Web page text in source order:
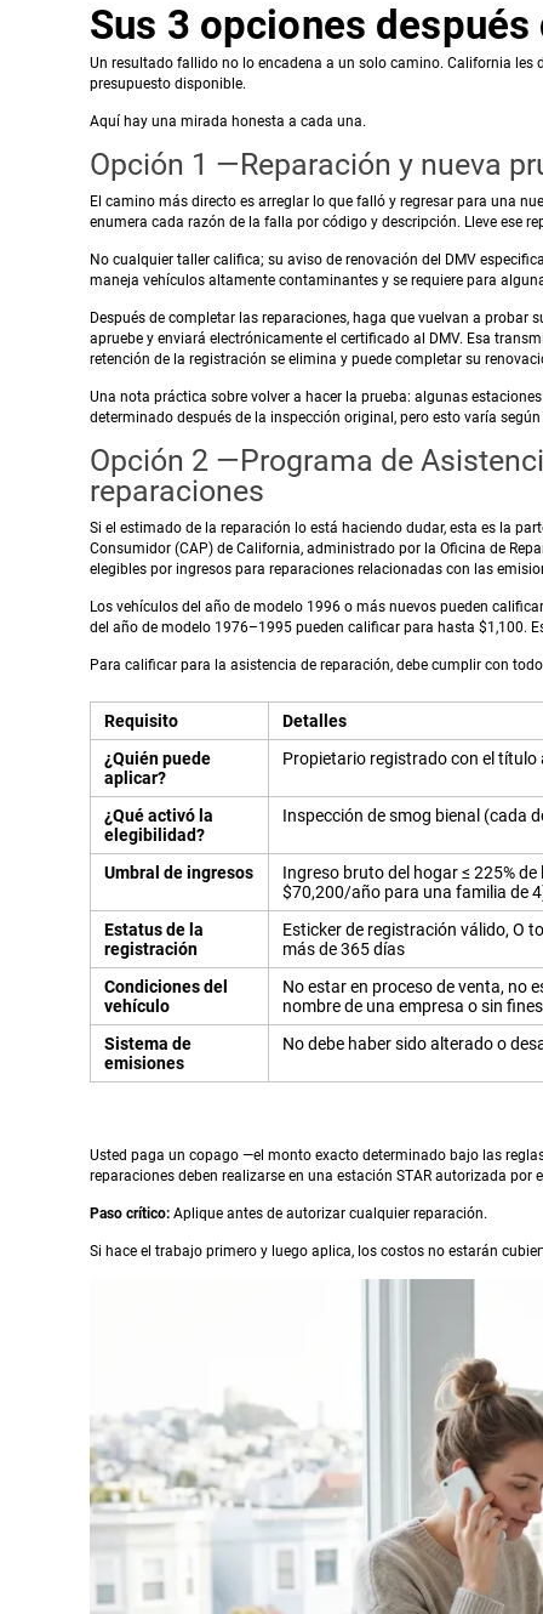
Sus 3 opciones
Un resultado fallido no lo encadena a un solo camino. California
presupuesto disponible.
Aquí hay una mirada honesta a cada una.
Opción 1 —Reparación y nueva
El camino más directo es arreglar lo que falló y regresar para una
enumera cada razón de la falla por código y descripción. Lleve ese
No cualquier taller califica; su aviso de renovación del DMV
maneja vehículos altamente contaminantes y se requiere para
Después de completar las reparaciones, haga que vuelvan a
apruebe y enviará electrónicamente el certificado al DMV. Esa
retención de la registración se elimina y puede completar su
Una nota práctica sobre volver a hacer la prueba: algunas
determinado después de la inspección original, pero esto varía
Opción 2 —Programa de
reparaciones
Si el estimado de la reparación lo está haciendo dudar, esta es la
Consumidor (CAP) de California, administrado por la Oficina de
elegibles por ingresos para reparaciones relacionadas con las
Los vehículos del año de modelo 1996 o más nuevos pueden
del año de modelo 1976–1995 pueden calificar para hasta $1,100.
Para calificar para la asistencia de reparación, debe cumplir con
Requisito
Detalles
¿Quién puede
aplicar?
Propietario registrado con el título
¿Qué activó la
elegibilidad?
Inspección de smog bienal (cada
Umbral de ingresos
Ingreso bruto del hogar ≤ 225%
$70,200/año para una familia de
Estatus de la
registración
Esticker de registración válido, O
más de 365 días
Condiciones del
vehículo
No estar en proceso de venta, no
nombre de una empresa o sin
Sistema de
emisiones
No debe haber sido alterado o
Usted paga un copago —el monto exacto determinado bajo las
reparaciones deben realizarse en una estación STAR autorizada por
Paso crítico: Aplique antes de autorizar cualquier reparación.
Si hace el trabajo primero y luego aplica, los costos no estarán